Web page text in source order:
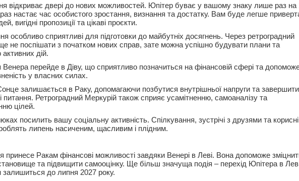
відкриває двері до нових можливостей. Юпітер буває у вашому знаку лише раз на
настає час особистого зростання, визнання та достатку. Вам буде легше
вигідні пропозиції та цікаві проєкти.
особливо сприятливі для підготовки до майбутніх досягнень. Через ретроградний
не поспішати з початком нових справ, зате можна успішно будувати плани та
активних дій.
Венера перейде в Діву, що сприятливо позначиться на фінансовій сфері та
у власних силах.
залишається в Раку, допомагаючи позбутися внутрішньої напруги та завершити
питання. Ретроградний Меркурій також сприяє усамітненню, самоаналізу та
цілей.
посилить вашу соціальну активність. Спілкування, зустрічі з друзями та корисні
липень насиченим, щасливим і плідним.
принесе Ракам фінансові можливості завдяки Венері в Леві. Вона допоможе
та підвищити самооцінку. Ще більш значуща подія – перехід Юпітера в
залишиться до липня 2027 року.